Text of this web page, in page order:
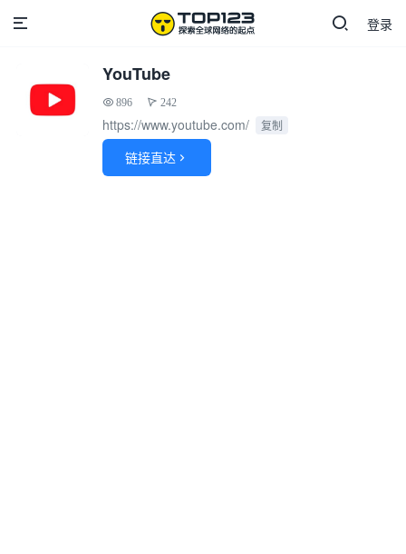
登录
YouTube
896 242
https://www.youtube.com/ 复制
链接直达 